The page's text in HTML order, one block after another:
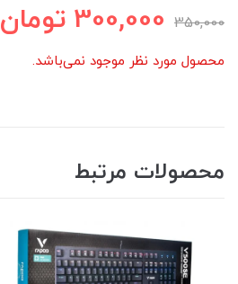
350,000
300,000 تومان
محصول مورد نظر موجود نمی‌باشد.
محصولات مرتبط